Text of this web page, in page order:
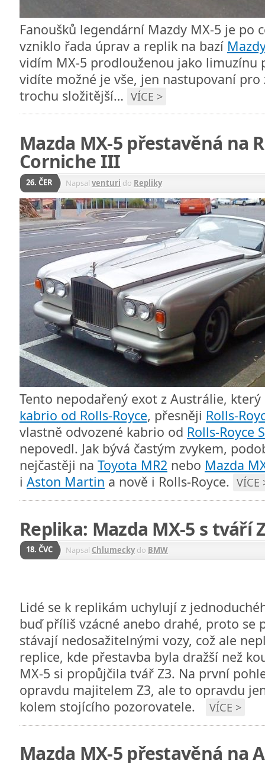
Fanoušků legendární Mazdy MX-5 je po
vzniklo řada úprav a replik na bazí
vidím MX-5 prodlouženou jako limuzínu
vidíte možné je vše, jen nastupovaní pro
trochu složitější… VÍCE >
Mazda MX-5 přestavěná na
Corniche III
26. ČER Napsal venturi do Repliky
Tento nepodařený exot z Austrálie,
kabrio od Rolls-Royce, přesněji Rolls-
vlastně odvozené kabrio od Rolls-Royce
nepovedl. Jak bývá častým zvykem,
nejčastěji na Toyota MR2 nebo Mazda
i Aston Martin a nově i Rolls-Royce. VÍCE
Replika: Mazda MX-5 s tváří
18. ČVC Napsal Chlumeckydo BMW
Lidé se k replikám uchylují z
buď příliš vzácné anebo drahé, proto se
stávají nedosažitelnými vozy, což ale
replice, kde přestavba byla dražší než
MX-5 si propůjčila tvář Z3. Na první
opravdu majitelem Z3, ale to opravdu
kolem stojícího pozorovatele.
VÍCE >
Mazda MX-5 přestavěná na